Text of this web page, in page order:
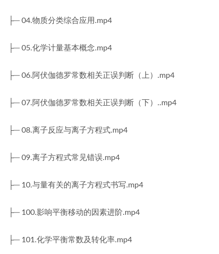
├─ 04.物质分类综合应用.mp4
├─ 05.化学计量基本概念.mp4
├─ 06.阿伏伽德罗常数相关正误判断（上）.mp4
├─ 07.阿伏伽德罗常数相关正误判断（下）..mp4
├─ 08.离子反应与离子方程式.mp4
├─ 09.离子方程式常见错误.mp4
├─ 10.与量有关的离子方程式书写.mp4
├─ 100.影响平衡移动的因素进阶.mp4
├─ 101.化学平衡常数及转化率.mp4